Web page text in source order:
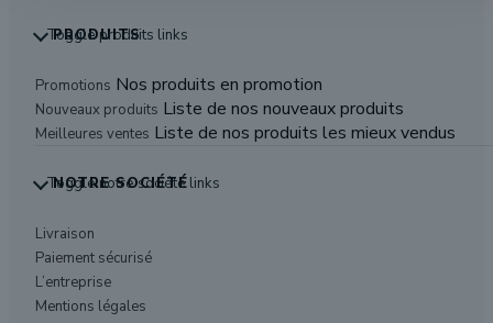
PRODUITS
Toggle produits links
Promotions Nos produits en promotion
Nouveaux produits Liste de nos nouveaux produits
Meilleures ventes Liste de nos produits les mieux vendus
NOTRE SOCIÉTÉ
Toggle notre société links
Livraison
Paiement sécurisé
L’entreprise
Mentions légales